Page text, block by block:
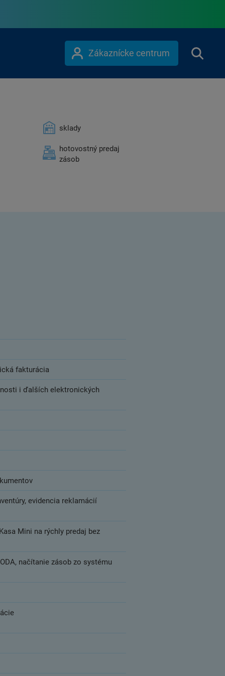
Zákaznícke centrum
sklady
hotovostný predaj
zásob
fakturácia
i ďalších elektronických
evidencia reklamácií
Mini na rýchly predaj bez
načítanie zásob zo systému